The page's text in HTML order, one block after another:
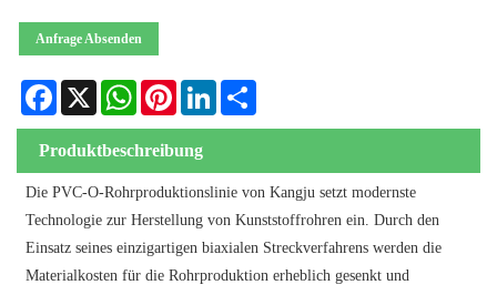
Anfrage Absenden
Facebook
X WhatsAppPinterestLinkedIn
Produktbeschreibung
Die PVC-O-Rohrproduktionslinie von Kangju setzt modernste
Technologie zur Herstellung von Kunststoffrohren ein. Durch den
Einsatz seines einzigartigen biaxialen Streckverfahrens werden die
Materialkosten für die Rohrproduktion erheblich gesenkt und